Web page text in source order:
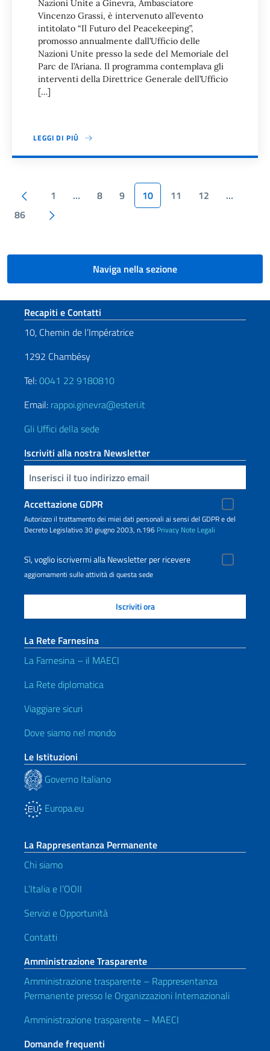
Nazioni Unite a Ginevra, Ambasciatore
Vincenzo Grassi, è intervenuto all’evento
intitolato “Il Futuro del Peacekeeping”,
promosso annualmente dall’Ufficio delle
Nazioni Unite presso la sede del Memoriale del
Parc de l’Ariana. Il programma contemplava gli
interventi della Direttrice Generale dell’Ufficio
[…]
LEGGI DI PIÙ
Paginazione
Pagina precedente
1 … 8 9 10 11 12
…
86
Pagina successiva
Naviga nella sezione
Sezione footer
Recapiti e Contatti
10, Chemin de l’Impératrice
1292 Chambésy
Tel:0041 22 9180810
Email: rappoi.ginevra@esteri.it
Gli Uffici della sede
Iscriviti alla nostra Newsletter
Inserisci la tua email
Accettazione GDPR
Autorizzo il trattamento dei miei dati personali ai sensi del GDPR e del
Decreto Legislativo 30 giugno 2003, n.196 Privacy Note Legali
Sì, voglio iscrivermi alla Newsletter per ricevere
aggiornamenti sulle attività di questa sede
La Rete Farnesina
La Farnesina – il MAECI
La Rete diplomatica
Viaggiare sicuri
Dove siamo nel mondo
Le Istituzioni
Governo Italiano
Europa.eu
La Rappresentanza Permanente
Chi siamo
L’Italia e l’OOII
Servizi e Opportunità
Contatti
Amministrazione Trasparente
Amministrazione trasparente – Rappresentanza
Permanente presso le Organizzazioni Internazionali
Amministrazione trasparente – MAECI
Domande frequenti